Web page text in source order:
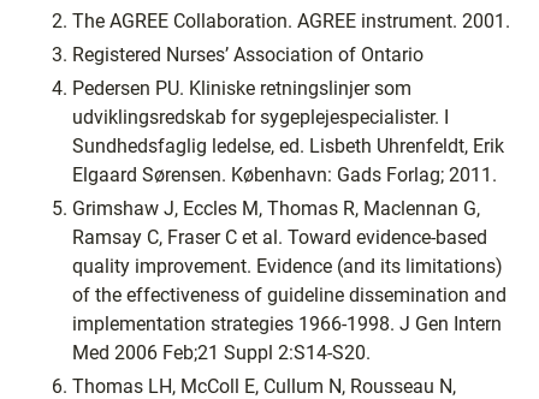
The AGREE Collaboration. AGREE instrument. 2001.
Registered Nurses’ Association of Ontario
Pedersen PU. Kliniske retningslinjer som
udviklingsredskab for sygeplejespecialister. I
Sundhedsfaglig ledelse, ed. Lisbeth Uhrenfeldt, Erik
Elgaard Sørensen. København: Gads Forlag; 2011.
Grimshaw J, Eccles M, Thomas R, Maclennan G,
Ramsay C, Fraser C et al. Toward evidence-based
quality improvement. Evidence (and its limitations)
of the effectiveness of guideline dissemination and
implementation strategies 1966-1998. J Gen Intern
Med 2006 Feb;21 Suppl 2:S14-S20.
Thomas LH, McColl E, Cullum N, Rousseau N,